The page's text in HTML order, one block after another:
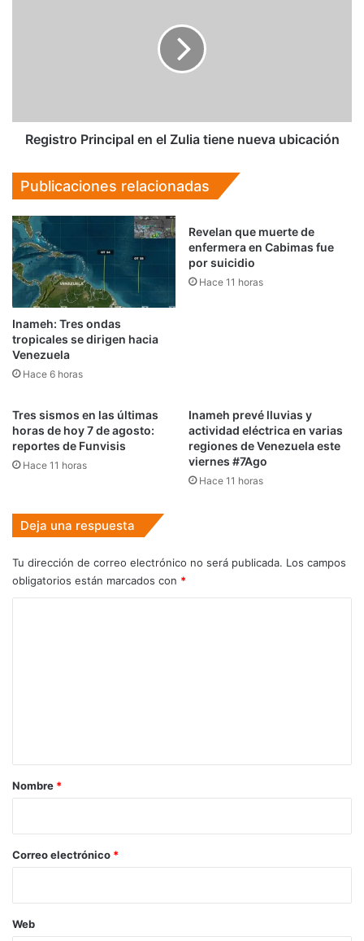
Registro Principal en el Zulia tiene nueva ubicación
Publicaciones relacionadas
Inameh: Tres ondas
tropicales se dirigen hacia
Venezuela
Hace 6 horas
Revelan que muerte de
enfermera en Cabimas fue
por suicidio
Hace 11 horas
Tres sismos en las últimas
horas de hoy 7 de agosto:
reportes de Funvisis
Hace 11 horas
Inameh prevé lluvias y
actividad eléctrica en varias
regiones de Venezuela este
viernes #7Ago
Hace 11 horas
Deja una respuesta
Tu dirección de correo electrónico no será publicada. Los campos
obligatorios están marcados con *
r
*
Nombre *
Correo electrónico *
Web